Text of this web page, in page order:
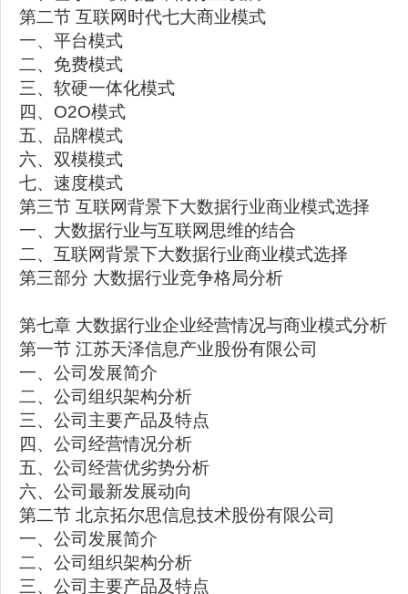
第二节 互联网时代七大商业模式
一、平台模式
二、免费模式
三、软硬一体化模式
四、O2O模式
五、品牌模式
六、双模模式
七、速度模式
第三节 互联网背景下大数据行业商业模式选择
一、大数据行业与互联网思维的结合
二、互联网背景下大数据行业商业模式选择
第三部分 大数据行业竞争格局分析
第七章 大数据行业企业经营情况与商业模式分析
第一节 江苏天泽信息产业股份有限公司
一、公司发展简介
二、公司组织架构分析
三、公司主要产品及特点
四、公司经营情况分析
五、公司经营优劣势分析
六、公司最新发展动向
第二节 北京拓尔思信息技术股份有限公司
一、公司发展简介
二、公司组织架构分析
三、公司主要产品及特点